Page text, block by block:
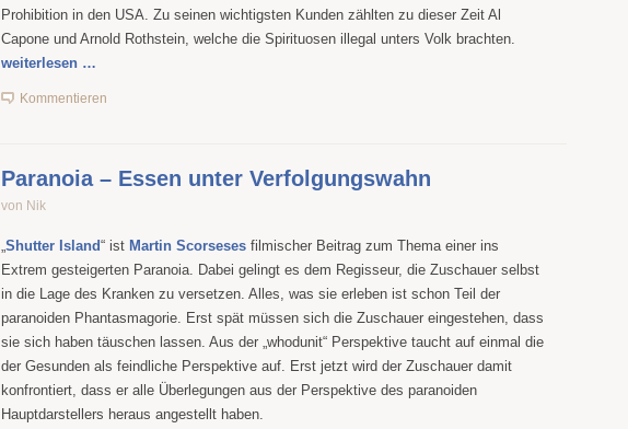
Prohibition in den USA. Zu seinen wichtigsten Kunden zählten zu dieser Zeit Al
Capone und Arnold Rothstein, welche die Spirituosen illegal unters Volk brachten.
weiterlesen …
Kommentieren
Paranoia – Essen unter Verfolgungswahn
von Nik
„Shutter Island“ ist Martin Scorseses filmischer Beitrag zum Thema einer ins
Extrem gesteigerten Paranoia. Dabei gelingt es dem Regisseur, die Zuschauer selbst
in die Lage des Kranken zu versetzen. Alles, was sie erleben ist schon Teil der
paranoiden Phantasmagorie. Erst spät müssen sich die Zuschauer eingestehen, dass
sie sich haben täuschen lassen. Aus der „whodunit“ Perspektive taucht auf einmal die
der Gesunden als feindliche Perspektive auf. Erst jetzt wird der Zuschauer damit
konfrontiert, dass er alle Überlegungen aus der Perspektive des paranoiden
Hauptdarstellers heraus angestellt haben.